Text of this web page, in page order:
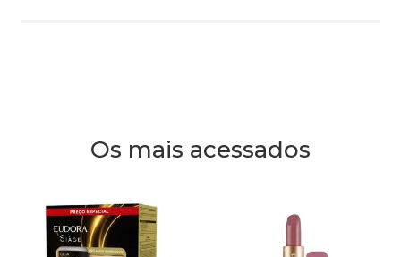
Os mais acessados